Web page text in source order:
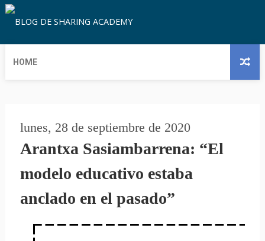
HOME
lunes, 28 de septiembre de 2020
Arantxa Sasiambarrena: “El
modelo educativo estaba
anclado en el pasado”